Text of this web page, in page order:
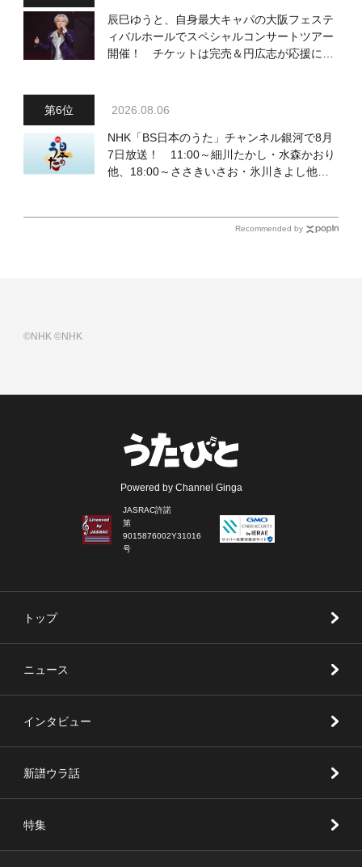
辰巳ゆうと、自身最大キャパの大阪フェステ
ィバルホールでスペシャルコンサートツアー
開催！ チケットは完売＆円広志が応援に、
2026.08.06
NHK「BS日本のうた」チャンネル銀河で8月
7日放送！ 11:00～細川たかし・水森かおり
他、18:00～ささきいさお・氷川きよし他登
Recommended by
©NHK©NHK
Powered by Channel Ginga
JASRAC許諾
第
9015876002Y31016
号
トップ
ニュース
インタビュー
新譜ウラ話
特集